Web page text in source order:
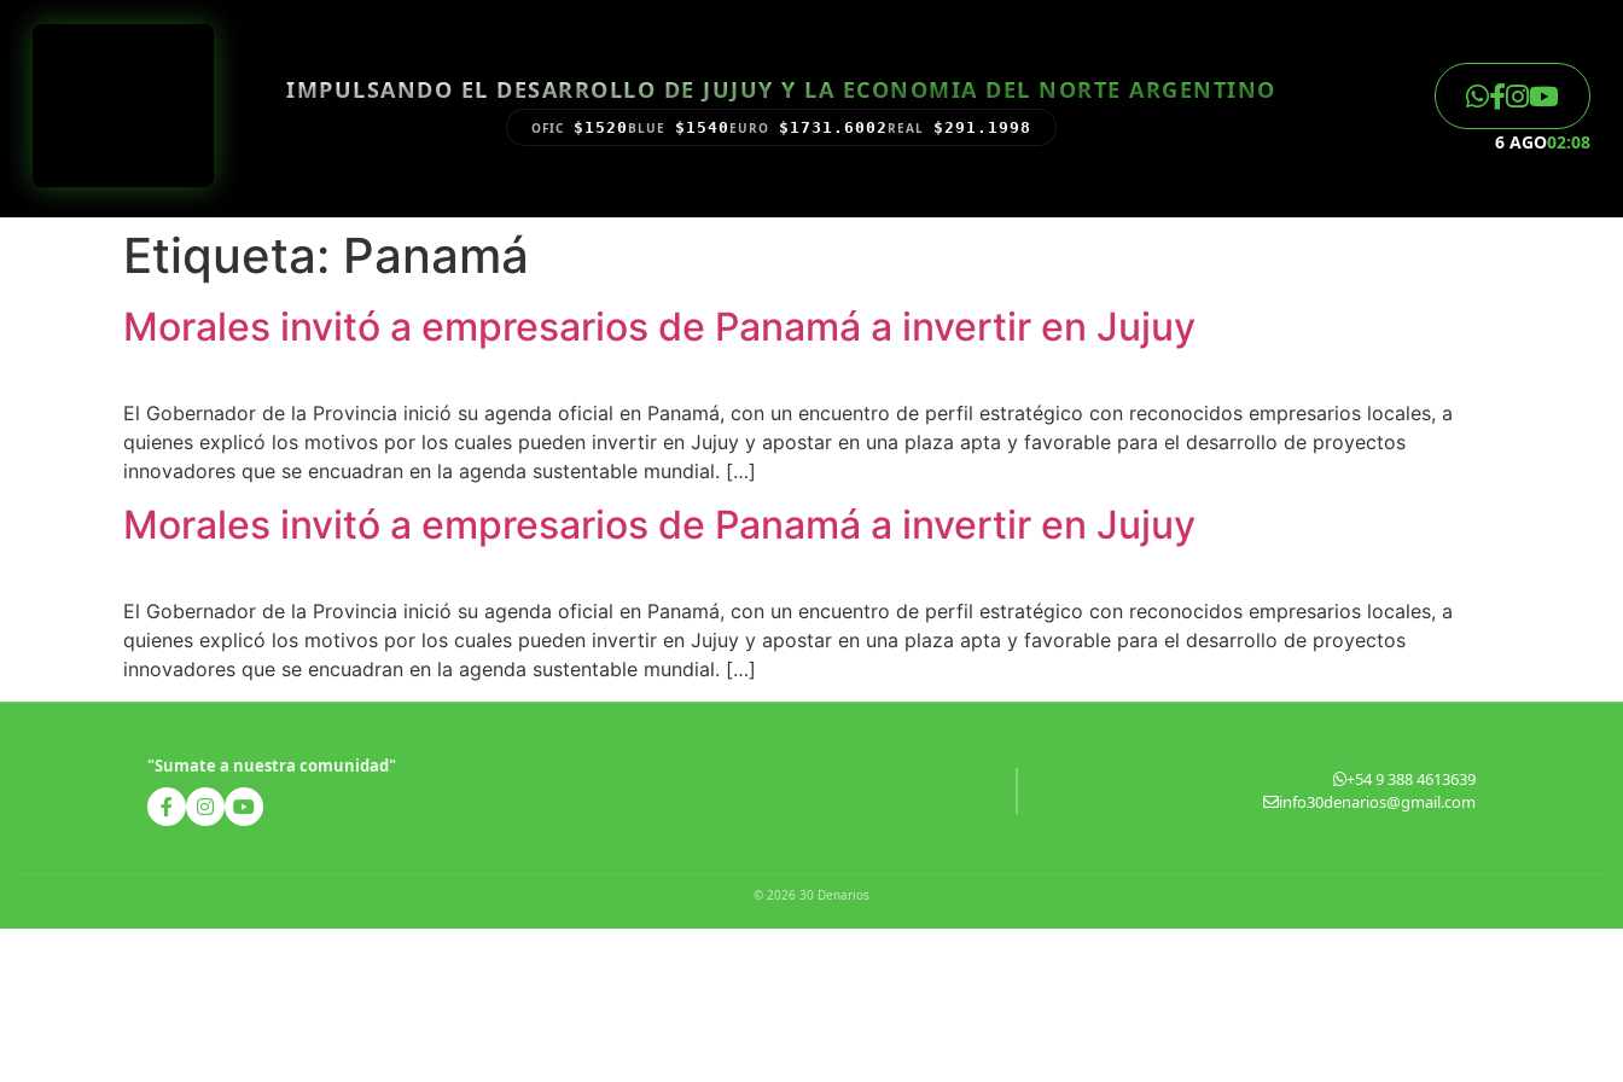
IMPULSANDO EL DESARROLLO DE JUJUY Y LA ECONOMIA DEL NORTE ARGENTINO
OFIC $1520 BLUE $1540 EURO $1731.6002 REAL $291.1998
6 AGO02:08
Etiqueta: Panamá
Morales invitó a empresarios de Panamá a invertir en Jujuy
El Gobernador de la Provincia inició su agenda oficial en Panamá, con un encuentro de perfil estratégico con reconocidos empresarios locales, a
quienes explicó los motivos por los cuales pueden invertir en Jujuy y apostar en una plaza apta y favorable para el desarrollo de proyectos
innovadores que se encuadran en la agenda sustentable mundial. […]
Morales invitó a empresarios de Panamá a invertir en Jujuy
El Gobernador de la Provincia inició su agenda oficial en Panamá, con un encuentro de perfil estratégico con reconocidos empresarios locales, a
quienes explicó los motivos por los cuales pueden invertir en Jujuy y apostar en una plaza apta y favorable para el desarrollo de proyectos
innovadores que se encuadran en la agenda sustentable mundial. […]
"Sumate a nuestra comunidad"
+54 9 388 4613639
info30denarios@gmail.com
© 2026 30 Denarios